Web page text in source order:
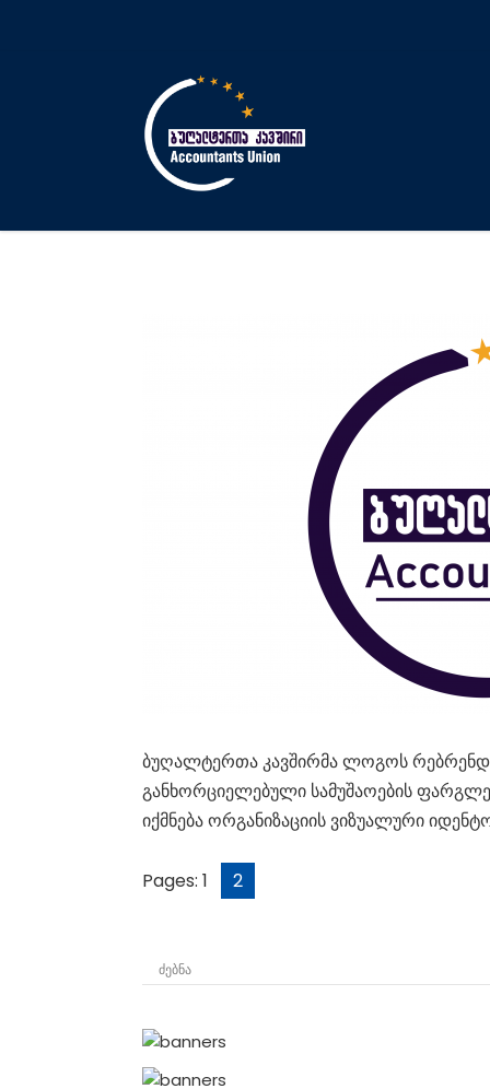
ბუღალტერთა კავშირმა ლოგოს
განხორციელებული სამუშაოების
იქმნება ორგანიზაციის ვიზუალური
Pages: 1 2